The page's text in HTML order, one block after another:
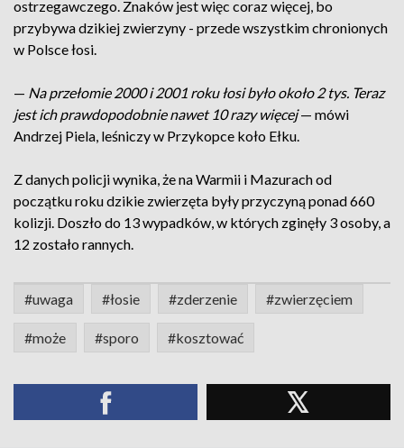
ostrzegawczego. Znaków jest więc coraz więcej, bo
przybywa dzikiej zwierzyny - przede wszystkim chronionych
w Polsce łosi.
— Na przełomie 2000 i 2001 roku łosi było około 2 tys. Teraz
jest ich prawdopodobnie nawet 10 razy więcej— mówi
Andrzej Piela, leśniczy w Przykopce koło Ełku.
Z danych policji wynika, że na Warmii i Mazurach od
początku roku dzikie zwierzęta były przyczyną ponad 660
kolizji. Doszło do 13 wypadków, w których zginęły 3 osoby, a
12 zostało rannych.
#uwaga #łosie #zderzenie #zwierzęciem
#może #sporo #kosztować